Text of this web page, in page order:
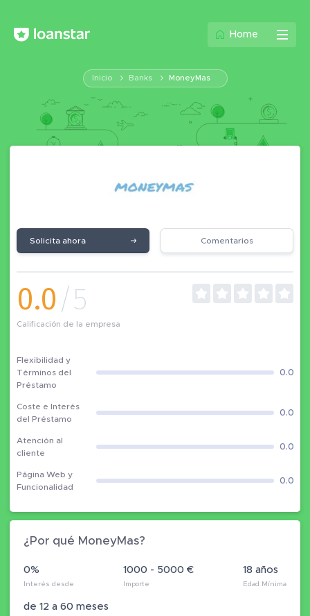
Home
Inicio Banks MoneyMas
Solicita ahora Comentarios
0.0/5
Calificación de la empresa
Flexibilidad y
Términos del
Préstamo
0.0
Coste e Interés
del Préstamo
0.0
Atención al
cliente
0.0
Página Web y
Funcionalidad
0.0
¿Por qué MoneyMas?
0%
Interés desde
1000 - 5000 €
Importe
de 12 a 60 meses
18 años
Edad Mínima